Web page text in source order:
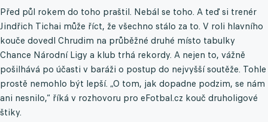
Před půl rokem do toho praštil. Nebál se toho. A teď si trenér
Jindřich Tichai může říct, že všechno stálo za to. V roli hlavního
kouče dovedl Chrudim na průběžné druhé místo tabulky
Chance Národní Ligy a klub trhá rekordy. A nejen to, vážně
pošilhává po účasti v baráži o postup do nejvyšší soutěže. Tohle
prostě nemohlo být lepší. „O tom, jak dopadne podzim, se nám
ani nesnilo,“ říká v rozhovoru pro eFotbal.cz kouč druholigové
štiky.